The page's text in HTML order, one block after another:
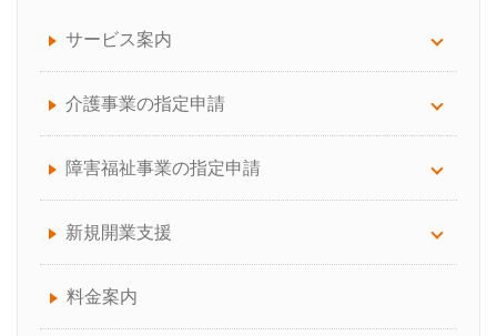
サービス案内
サービス案内について
労務顧問
給与計算サポート
助成金手続き代行
介護事業の指定申請
訪問看護
訪問介護（介護保険）
通所介護（デイサービス）
障害福祉事業の指定申請
放課後等デイ・児童発達支援
生活介護
新規開業支援
介護サービス事業の開業でお困りの方へ
料金案内